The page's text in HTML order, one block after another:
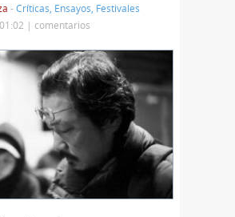
-Críticas Ensayos Festivales
| comentarios